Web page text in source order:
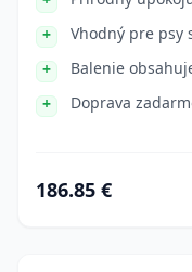
Vhodný pre psy
Balenie
Doprava
186.85 €